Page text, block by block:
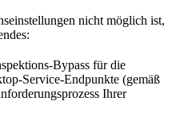
nicht möglich ist,
Bypass für die
Service-Endpunkte (gemäß
Ihrer